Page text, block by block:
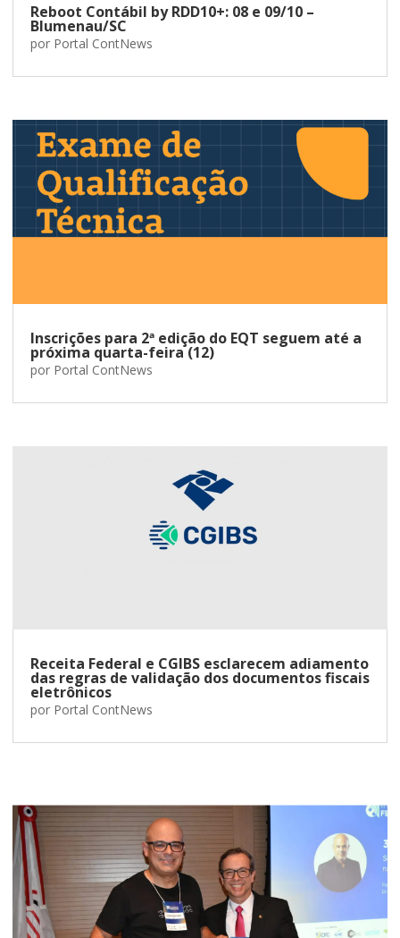
Reboot Contábil by RDD10+: 08 e 09/10 –
Blumenau/SC
por Portal ContNews
Inscrições para 2ª edição do EQT seguem até a
próxima quarta-feira (12)
por Portal ContNews
Receita Federal e CGIBS esclarecem adiamento
das regras de validação dos documentos fiscais
eletrônicos
por Portal ContNews